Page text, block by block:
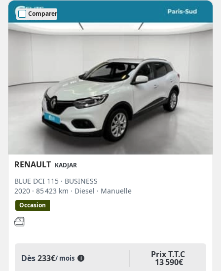
Comparer
RENAULT KADJAR
BLUE DCI 115 · BUSINESS
2020 · 85 423 km · Diesel · Manuelle
Occasion
Dès233€/ mois i Prix T.T.C
13 590€